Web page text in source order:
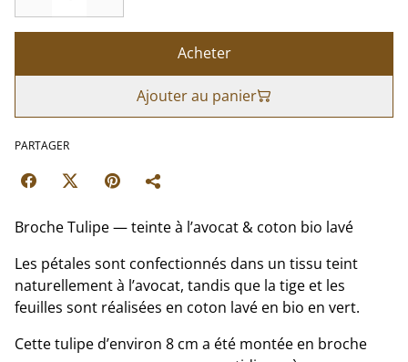
Acheter
Ajouter au panier
PARTAGER
Broche Tulipe — teinte à l’avocat & coton bio lavé
Les pétales sont confectionnés dans un tissu teint
naturellement à l’avocat, tandis que la tige et les
feuilles sont réalisées en coton lavé en bio en vert.
Cette tulipe d’environ 8 cm a été montée en broche